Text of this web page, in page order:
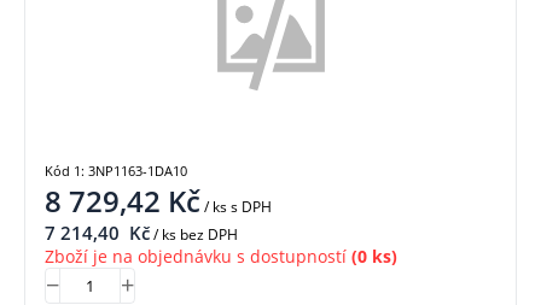
8 729,42 Kč/ kss DPH
7 214,40 Kč/ ks bez DPH
Zboží je na objednávku s dostupností (0 ks)
Kód 1: 3NP1163-1DA10